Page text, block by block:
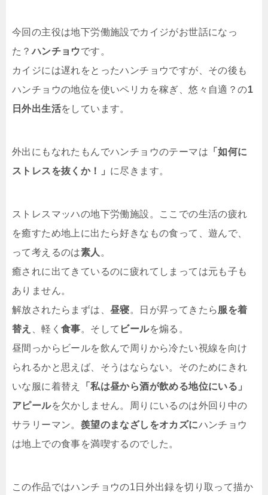
今回の主役は地下労働施設でカイジがお世話になっ
た？ハンチョウです。
カイジには遅れをとったハンチョウですが、その後も
ハンチョウの地位を使いペリカを稼ぎ、悠々自適？の1
日外出生活をしています。
外出にもなれたもんでハンチョウのテーマは 「如何に
ストレスを抜くか！」 に尽きます。
ストレスマッハの地下労働施設。ここでの生活の疲れ
を癒すため地上に出たら好きなもの食って、遊んで、
って考えるのは素人 。
癒されに出てきているのに疲れてしまっては元も子も
ありません。
解放されたらまずは、 昼寝。日が昇ってきたら 服を着
替え
、軽く食事。そして ビールを煽る。
昼間っからビールを飲んで周りから冷たい視線を向け
られるかと思えば、そうはならない。そのためにきれ
いな服に着替え
「私は昼から酒が飲める地位にいる」
アピールを欠かしません。周りにいるのは外回り中の
サラリーマン。 羨望のまなざしをオカズにハンチョウ
は地上での食事を満喫するのでした。
この作品ではハンチョウの1日外出録を切り取って描か